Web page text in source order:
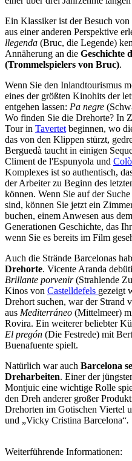
Ein Klassiker ist der Besuch von
aus einer anderen Perspektive
llegenda (Bruc, die Legende)
Annäherung an die Geschichte
(Trommelspielers von Bruc).
Wenn Sie den Inlandtourismus
eines der größten Kinohits der
entgehen lassen: Pa negre
Wo finden Sie die Drehorte? In
Tour in Tavertet beginnen, wo
das von den Klippen stürzt,
Berguedà taucht in einigen
Climent de l'Espunyola und
Komplexes ist so authentisch,
der Arbeiter zu Beginn des
können. Wenn Sie auf der
sind, können Sie jetzt ein
buchen, einem Anwesen aus
Generationen Geschichte, das
wenn Sie es bereits im Film
Auch die Strände Barcelonas
Drehorte. Vicente Aranda
Brillante porvenir(Strahlende
Kinos von Castelldefels gezeigt
Drehort suchen, war der Strand
aus Mediterráneo (Mittelmeer)
Rovira. Ein weiterer beliebter
El pregón (Die Festrede) mit
Buenafuente spielt.
Natürlich war auch Barcelona
Dreharbeiten. Einer der
Montjuïc eine wichtige Rolle
den Dreh anderer großer
Drehorten im Gotischen Viertel
und „Vicky Cristina Barcelona“.
Weiterführende Informationen: